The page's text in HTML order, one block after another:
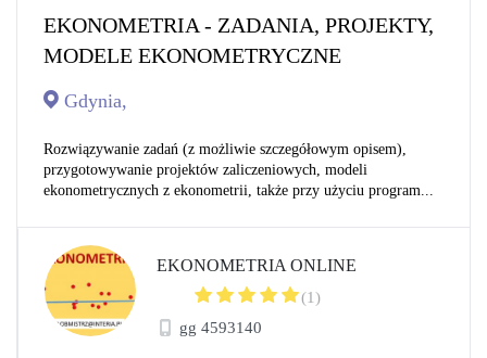
EKONOMETRIA - ZADANIA, PROJEKTY,
MODELE EKONOMETRYCZNE
Gdynia,
Rozwiązywanie zadań (z możliwie szczegółowym opisem),
przygotowywanie projektów zaliczeniowych, modeli
ekonometrycznych z ekonometrii, także przy użyciu program...
EKONOMETRIA ONLINE
(1)
gg 4593140